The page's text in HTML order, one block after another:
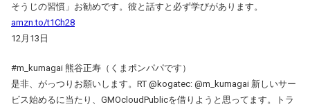
そうじの習慣」お勧めです。彼と話すと必ず学びがあります。
amzn.to/t1Ch28
12月13日
#m_kumagai 熊谷正寿（くまポンパパです）
是非、がっつりお願いします。RT @kogatec: @m_kumagai 新しいサー
ビス始めるに当たり、GMOcloudPublicを借りようと思ってます。トラ